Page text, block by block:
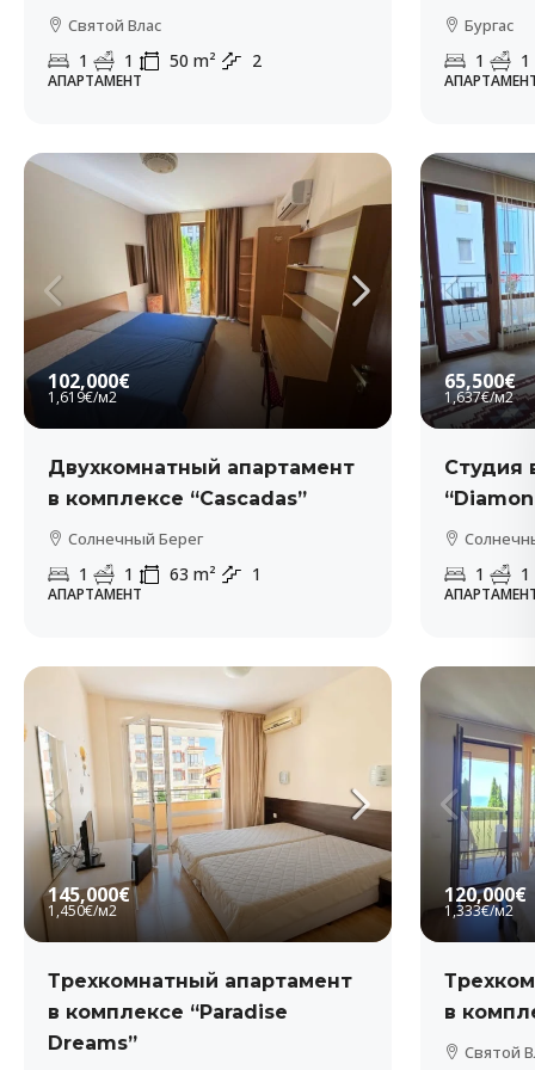
Святой Влас
1 1 50 m² 2
АПАРТАМЕНТ
Бургас
1 1
102,000€
1,619€/м2
Двухкомнатный апартамент
в комплексе “Cascadas”
Солнечный Берег
1 1 63 m² 1
АПАРТАМЕНТ
65,500€
1,637€/м2
Студия
1 1
145,000€
1,450€/м2
Трехкомнатный апартамент
в комплексе “Paradise
Dreams”
120,000€
1,333€/м2
в
Святой